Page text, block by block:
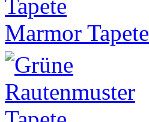
Marmor Tapete